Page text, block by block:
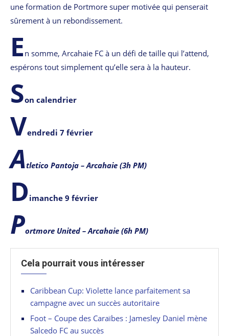
une formation de Portmore super motivée qui penserait
sûrement à un rebondissement.
E n somme, Arcahaie FC à un défi de taille qui l’attend,
espérons tout simplement qu’elle sera à la hauteur.
Son calendrier
Vendredi 7 février
Atletico Pantoja – Arcahaie (3h PM)
Dimanche 9 février
Portmore United – Arcahaie (6h PM)
Cela pourrait vous intéresser
Caribbean Cup: Violette lance parfaitement sa
campagne avec un succès autoritaire
Foot – Coupe des Caraïbes : Jamesley Daniel mène
Salcedo FC au succès